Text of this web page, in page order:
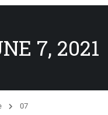
7, 2021
07